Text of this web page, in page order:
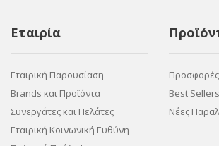
Εταιρία
Εταιρική Παρουσίαση
Brands και Προϊόντα
Συνεργάτες και Πελάτες
Εταιρική Κοινωνική Ευθύνη
Προσφορές
Best Sellers
Νέες